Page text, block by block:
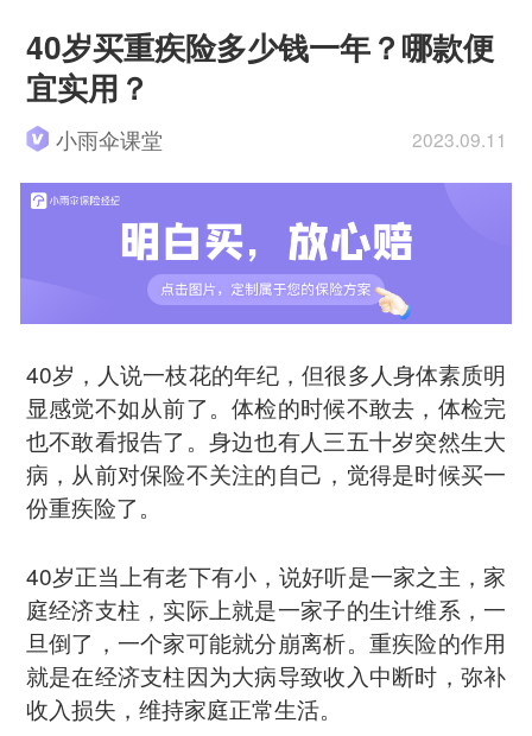
40岁买重疾险多少钱一年？哪款便
宜实用？
小雨伞课堂 2023.09.11
40岁，人说一枝花的年纪，但很多人身体素质明
显感觉不如从前了。体检的时候不敢去，体检完
也不敢看报告了。身边也有人三五十岁突然生大
病，从前对保险不关注的自己，觉得是时候买一
份重疾险了。
40岁正当上有老下有小，说好听是一家之主，家
庭经济支柱，实际上就是一家子的生计维系，一
旦倒了，一个家可能就分崩离析。重疾险的作用
就是在经济支柱因为大病导致收入中断时，弥补
收入损失，维持家庭正常生活。